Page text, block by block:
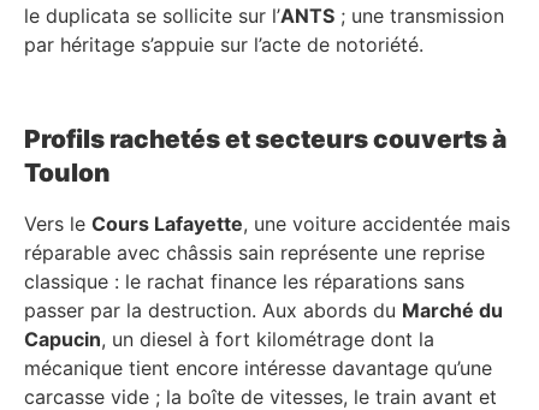
le duplicata se sollicite sur l’ANTS ; une transmission
par héritage s’appuie sur l’acte de notoriété.
Profils rachetés et secteurs couverts à
Toulon
Vers le Cours Lafayette, une voiture accidentée mais
réparable avec châssis sain représente une reprise
classique : le rachat finance les réparations sans
passer par la destruction. Aux abords du Marché du
Capucin, un diesel à fort kilométrage dont la
mécanique tient encore intéresse davantage qu’une
carcasse vide ; la boîte de vitesses, le train avant et